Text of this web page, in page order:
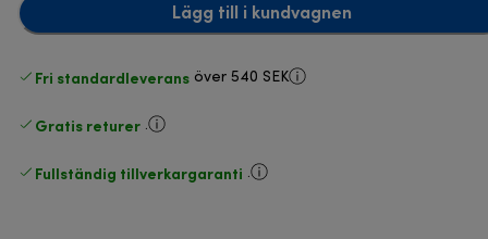
Lägg till i kundvagnen
Fri standardleverans över 540 SEK
Gratis returer .
Fullständig tillverkargaranti .